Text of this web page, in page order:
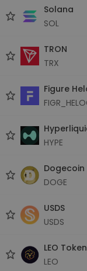
Solana
SOL
TRON
TRX
Figure
HYPE
Dogecoin
DOGE
USDS
USDS
LEO Token
LEO